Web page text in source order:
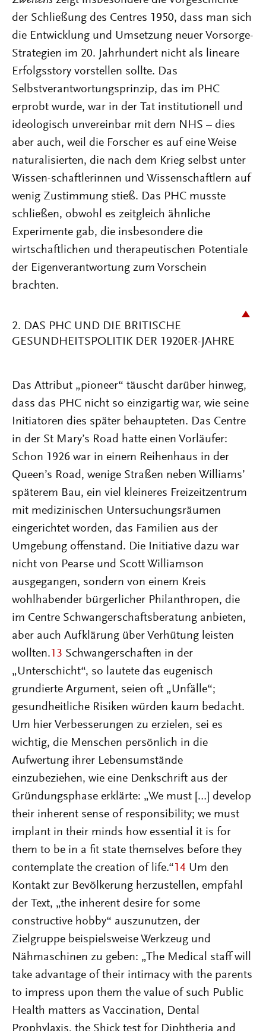
der Schließung des Centres 1950, dass man sich
die Entwicklung und Umsetzung neuer Vorsorge-
Strategien im 20. Jahrhundert nicht als lineare
Erfolgsstory vorstellen sollte. Das
Selbstverantwortungsprinzip, das im PHC
erprobt wurde, war in der Tat institutionell und
ideologisch unvereinbar mit dem NHS – dies
aber auch, weil die Forscher es auf eine Weise
naturalisierten, die nach dem Krieg selbst unter
Wissen-schaftlerinnen und Wissenschaftlern auf
wenig Zustimmung stieß. Das PHC musste
schließen, obwohl es zeitgleich ähnliche
Experimente gab, die insbesondere die
wirtschaftlichen und therapeutischen Potentiale
der Eigenverantwortung zum Vorschein
brachten.
2. DAS PHC UND DIE BRITISCHE
GESUNDHEITSPOLITIK DER 1920ER-JAHRE
Das Attribut „pioneer“ täuscht darüber hinweg,
dass das PHC nicht so einzigartig war, wie seine
Initiatoren dies später behaupteten. Das Centre
in der St Mary’s Road hatte einen Vorläufer:
Schon 1926 war in einem Reihenhaus in der
Queen’s Road, wenige Straßen neben Williams’
späterem Bau, ein viel kleineres Freizeitzentrum
mit medizinischen Untersuchungsräumen
eingerichtet worden, das Familien aus der
Umgebung offenstand. Die Initiative dazu war
nicht von Pearse und Scott Williamson
ausgegangen, sondern von einem Kreis
wohlhabender bürgerlicher Philanthropen, die
im Centre Schwangerschaftsberatung anbieten,
aber auch Aufklärung über Verhütung leisten
wollten.13 Schwangerschaften in der
„Unterschicht“, so lautete das eugenisch
grundierte Argument, seien oft „Unfälle“;
gesundheitliche Risiken würden kaum bedacht.
Um hier Verbesserungen zu erzielen, sei es
wichtig, die Menschen persönlich in die
Aufwertung ihrer Lebensumstände
einzubeziehen, wie eine Denkschrift aus der
Gründungsphase erklärte: „We must […] develop
their inherent sense of responsibility; we must
implant in their minds how essential it is for
them to be in a fit state themselves before they
contemplate the creation of life.“14 Um den
Kontakt zur Bevölkerung herzustellen, empfahl
der Text, „the inherent desire for some
constructive hobby“ auszunutzen, der
Zielgruppe beispielsweise Werkzeug und
Nähmaschinen zu geben: „The Medical staff will
take advantage of their intimacy with the parents
to impress upon them the value of such Public
Health matters as Vaccination, Dental
Prophylaxis, the Shick test for Diphtheria and